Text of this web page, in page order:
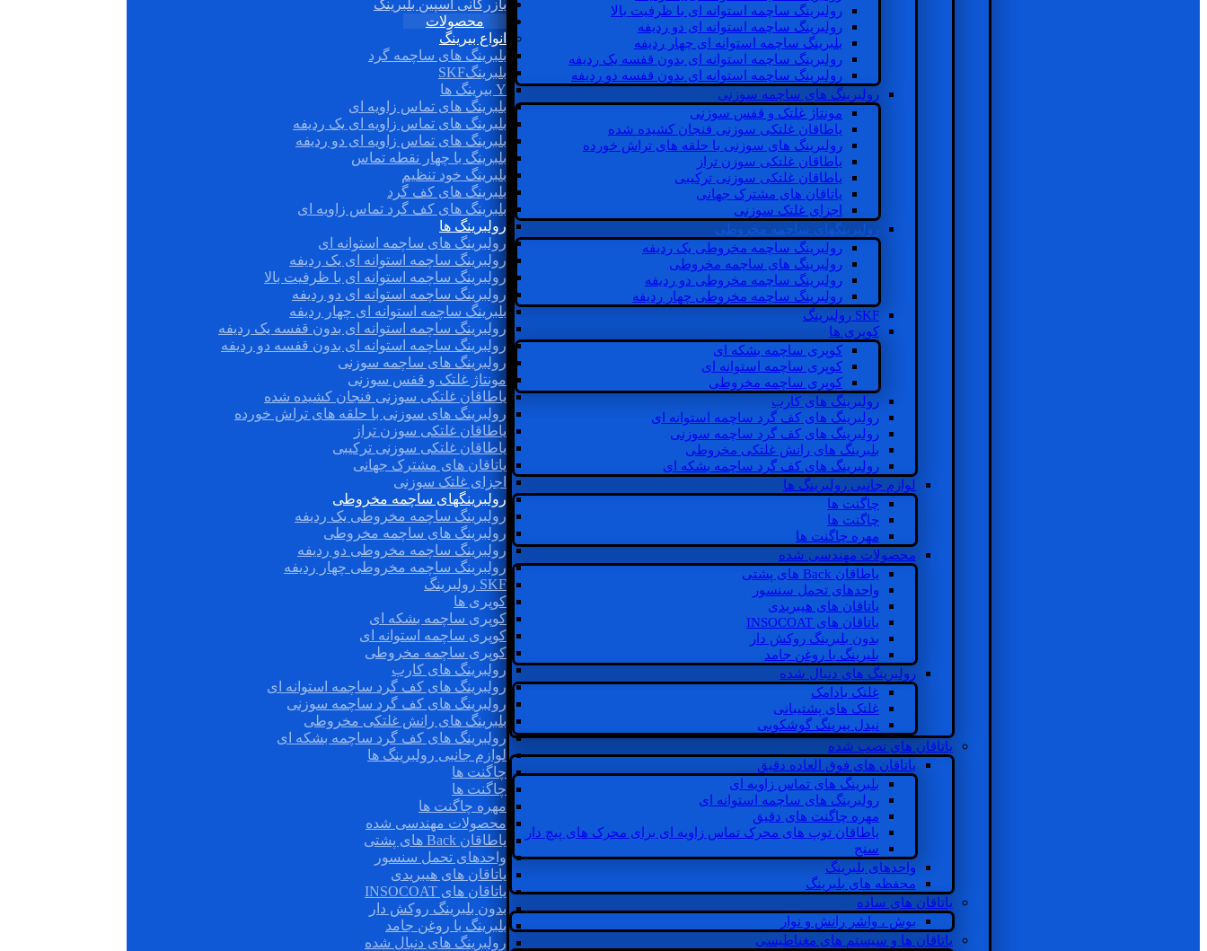
رولبرینگ ساچمه استوانه ای با ظرفیت بالا
رولبرینگ ساچمه استوانه ای دو ردیفه
بلبرینگ ساچمه استوانه ای چهار ردیفه
رولبرینگ ساچمه استوانه ای بدون قفسه یک ردیفه
رولبرینگ ساچمه استوانه ای بدون قفسه دو ردیفه
رولبرینگ های ساچمه سوزنی
مونتاژ غلتک و قفس سوزنی
یاطاقان غلتکی سوزنی فنجان کشیده شده
رولبرینگ های سوزنی با حلقه های تراش خورده
یاطاقان غلتکی سوزن تراز
یاطاقان غلتکی سوزنی ترکیبی
یاتاقان های مشترک جهانی
اجزای غلتک سوزنی
رولبرینگهای ساچمه مخروطی
رولبرینگ ساچمه مخروطی یک ردیفه
رولبرینگ های ساچمه مخروطی
رولبرینگ ساچمه مخروطی دو ردیفه
رولبرینگ ساچمه مخروطی چهار ردیفه
SKF رولبرینگ
کوپری ها
کوپری ساچمه بشکه ای
کوپری ساچمه استوانه ای
کوپری ساچمه مخروطی
رولبرینگ های کارب
رولبرینگ های کف گرد ساچمه استوانه ای
رولبرینگ های کف گرد ساچمه سوزنی
بلبرینگ های رانش غلتکی مخروطی
رولبرینگ های کف گرد ساچمه بشکه ای
لوازم جانبی رولبرینگ ها
چاگنت ها
چاگنت ها
مهره چاگنت ها
محصولات مهندسی شده
یاطاقان Back های پشتی
واحدهای تحمل سنسور
یاتاقان های هیبریدی
یاتاقان های INSOCOAT
بدون بلبرینگ روکش دار
بلبرینگ با روغن جامد
رولبرینگ های دنبال شده
غلتک بادامک
غلتک های پشتیبانی
نیدل بیرینگ گوشکوبی
یاتاقان های نصب شده
یاتاقان های فوق العاده دقیق
بلبرینگ های تماس زاویه ای
رولبرینگ های ساچمه استوانه ای
مهره چاگنت های دقیق
یاطاقان توپ های محرک تماس زاویه ای برای محرک های پیچ دار
سنج
واحدهای بلبرینگ
محفظه های بلبرینگ
یاتاقان های ساده
بوش ، واشر رانش و نوار
یاتاقان ها و سیستم های مغناطیسی
بازرگانی اسپین بلبرینگ
محصولات
انواع بیرینگ
بلبرینگ های ساچمه گرد
بلبرینگSKF
Y بیرینگ ها
بلبرینگ های تماس زاویه ای
بلبرینگ های تماس زاویه ای یک ردیفه
بلبرینگ های تماس زاویه ای دو ردیفه
بلبرینگ با چهار نقطه تماس
بلبرینگ خود تنظیم
بلبرینگ های کف گرد
بلبرینگ های کف گرد تماس زاویه ای
رولبرینگ ها
رولبرینگ های ساچمه استوانه ای
رولبرینگ ساچمه استوانه ای یک ردیفه
رولبرینگ ساچمه استوانه ای با ظرفیت بالا
رولبرینگ ساچمه استوانه ای دو ردیفه
بلبرینگ ساچمه استوانه ای چهار ردیفه
رولبرینگ ساچمه استوانه ای بدون قفسه یک ردیفه
رولبرینگ ساچمه استوانه ای بدون قفسه دو ردیفه
رولبرینگ های ساچمه سوزنی
مونتاژ غلتک و قفس سوزنی
یاطاقان غلتکی سوزنی فنجان کشیده شده
رولبرینگ های سوزنی با حلقه های تراش خورده
یاطاقان غلتکی سوزن تراز
یاطاقان غلتکی سوزنی ترکیبی
یاتاقان های مشترک جهانی
اجزای غلتک سوزنی
رولبرینگهای ساچمه مخروطی
رولبرینگ ساچمه مخروطی یک ردیفه
رولبرینگ های ساچمه مخروطی
رولبرینگ ساچمه مخروطی دو ردیفه
رولبرینگ ساچمه مخروطی چهار ردیفه
SKF رولبرینگ
کوپری ها
کوپری ساچمه بشکه ای
کوپری ساچمه استوانه ای
کوپری ساچمه مخروطی
رولبرینگ های کارب
رولبرینگ های کف گرد ساچمه استوانه ای
رولبرینگ های کف گرد ساچمه سوزنی
بلبرینگ های رانش غلتکی مخروطی
رولبرینگ های کف گرد ساچمه بشکه ای
لوازم جانبی رولبرینگ ها
چاگنت ها
چاگنت ها
مهره چاگنت ها
محصولات مهندسی شده
یاطاقان Back های پشتی
واحدهای تحمل سنسور
یاتاقان های هیبریدی
یاتاقان های INSOCOAT
بدون بلبرینگ روکش دار
بلبرینگ با روغن جامد
رولبرینگ های دنبال شده